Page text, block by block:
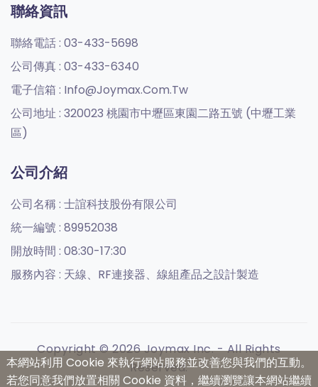
聯絡資訊
聯絡電話 : 03-433-5698
公司傳真 : 03-433-6340
電子信箱 : Info@joymax.com.tw
公司地址 : 320023 桃園市中壢區東園二路五號 (中壢工業
區)
公司介紹
公司名稱 : 士誼科技股份有限公司
統一編號 : 89952038
開放時間 : 08:30-17:30
服務內容 : 天線、RF連接器、線組產品之設計製造
Copyright © 2026 Joymax Inc. - All Rights
Reserved.
本網站利用 Cookie 來執行網站服務並改善您與我們的互動。
若您同意我們放置相關 Cookie 資料，繼續瀏覽讓本網站繼續